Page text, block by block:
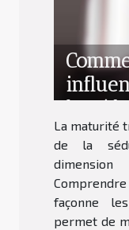
la
La maturité
de la
façonne
permet de